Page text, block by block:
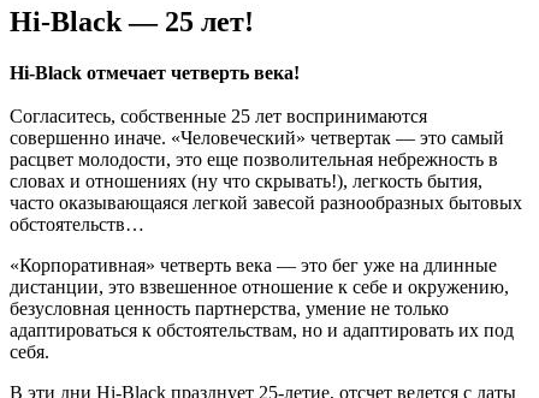
Hi-Black — 25 лет!
Hi-Black отмечает четверть века!
Согласитесь, собственные 25 лет воспринимаются
совершенно иначе. «Человеческий» четвертак — это самый
расцвет молодости, это еще позволительная небрежность в
словах и отношениях (ну что скрывать!), легкость бытия,
часто оказывающаяся легкой завесой разнообразных бытовых
обстоятельств…
«Корпоративная» четверть века — это бег уже на длинные
дистанции, это взвешенное отношение к себе и окружению,
безусловная ценность партнерства, умение не только
адаптироваться к обстоятельствам, но и адаптировать их под
себя.
В эти дни Hi-Black празднует 25-летие, отсчет ведется с даты